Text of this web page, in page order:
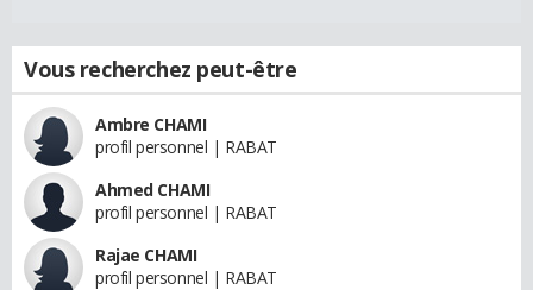
Vous recherchez peut-être
Ambre CHAMI
profil personnel | RABAT
Ahmed CHAMI
profil personnel | RABAT
Rajae CHAMI
profil personnel | RABAT